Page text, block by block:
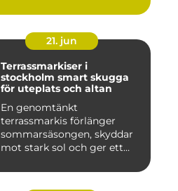
21. jun
Terrassmarkiser i
stockholm smart skugga
för uteplats och altan
En genomtänkt
terrassmarkis förlänger
sommarsäsongen, skyddar
mot stark sol och ger ett